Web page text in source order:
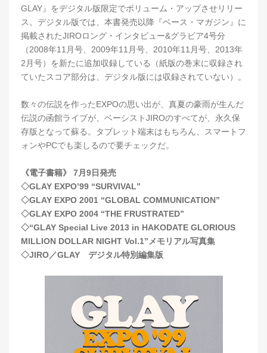
GLAY』をデジタル版限定でボリューム・アップさせリリー
ス。デジタル版では、本書発売以降『ベース・マガジン』に
掲載されたJIROロング・インタビュー&グラビア4号分
（2008年11月号、2009年11月号、2010年11月号、2013年
2月号）を新たに追加収録している（紙版の巻末に収録され
ていたスコア部分は、デジタル版には収録されていない）。
数々の伝説を作ったEXPOの思い出が、真夏の豪雨が生んだ
伝説の函館ライブが、ベーシストJIROのすべてが、永久保
存版となって蘇る。タブレット端末はもちろん、スマートフ
ォンやPCでも楽しるので要チェックだ。
《電子書籍》 7月9日発売
◇GLAY EXPO’99 “SURVIVAL”
◇GLAY EXPO 2001 “GLOBAL COMMUNICATION”
◇GLAY EXPO 2004 “THE FRUSTRATED”
◇“GLAY Special Live 2013 in HAKODATE GLORIOUS
MILLION DOLLAR NIGHT Vol.1”メモリアル写真集
◇JIRO／GLAY デジタル特別編集版